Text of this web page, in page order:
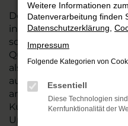
Der VW Touran passt
in jede andere Stadt.
so vielseitig und
Qualität. Wir vom
als Experten für die
auch den Touran. Seit
an mehreren nah
Kundinnen und Kunden
Umgebung tätig. Mehr
Weitere Informationen
Datenverarbeitung finden
Datenschutzerklärung
Impressum
Folgende Kategorien von
Essentiell
Diese Technologien
Kernfunktionalität der